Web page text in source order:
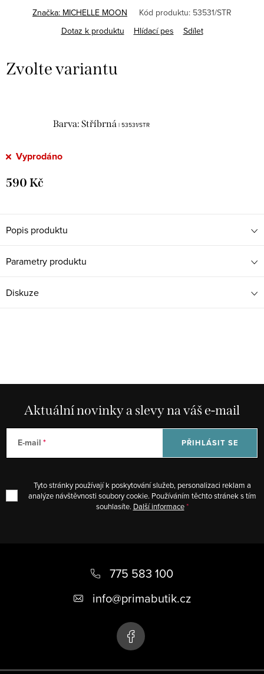
Značka: MICHELLE MOON Kód produktu: 53531/STR
Dotaz k produktu
Hlídací pes Sdílet
Barva: Stříbrná | 53531/STR
Vyprodáno
590 Kč
Popis produktu
Parametry produktu
Diskuze
Aktuální novinky a slevy na váš e-mail
E-mail
Tyto stránky používají k poskytování služeb, personalizaci reklam a
analýze návštěvnosti soubory cookie. Používáním těchto stránek s tím
souhlasíte. Další informace
PŘIHLÁSIT SE
775 583 100
info@primabutik.cz